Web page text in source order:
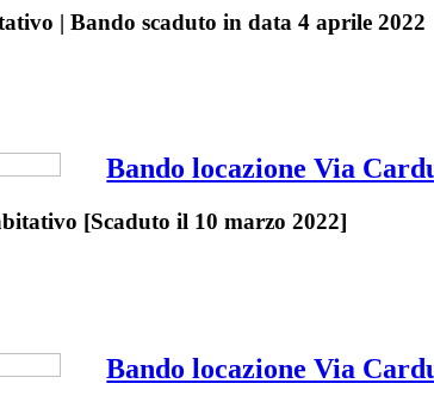
| Bando scaduto in data 4 aprile 2022
Bando locazione Via
[Scaduto il 10 marzo 2022]
Bando locazione Via